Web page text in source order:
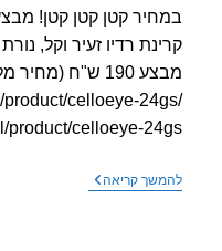
קטן קטן קטן! מבצע
רדיו זעיר וקל, נורת
product/celloeye-
product/celloeye-
קריאהמבצע